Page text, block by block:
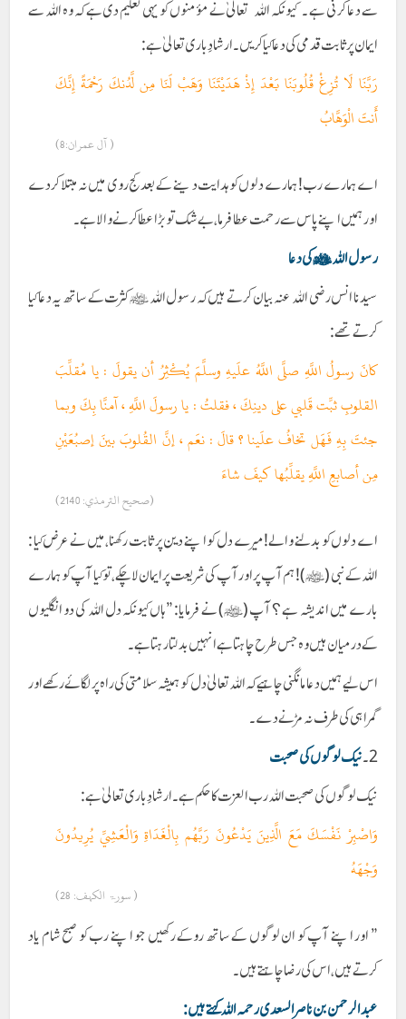
سے دعا کرنی ہے ۔ کیونکہ اللہ تعالیٰ نے مؤمنوں کو یہی تعلیم دی ہے کہ وہ اللہ سے
ایمان پر ثابت قدمی کی دعا کیا کریں۔ ارشادِ باری تعالیٰ ہے :
رَبَّنَا لَا تُزِغْ قُلُوبَنَا بَعْدَ إِذْ هَدَيْتَنَا وَهَبْ لَنَا مِن لَّدُنكَ رَحْمَةً إِنَّكَ
أَنتَ الْوَهَّابُ
( آل عمران:8)
اے ہمارے رب ! ہمارے دلوں کو ہدایت دینے کے بعد کج روی میں نہ مبتلا کر دے
اور ہمیں اپنے پاس سے رحمت عطا فرما، بے شک تو بڑا عطا کرنے والا ہے۔
رسول اللہ ﷺ کی دعا
سیدنا انس رضی اللہ عنہ بیان کرتے ہیں کہ رسول اللہ ﷺ کثرت کے ساتھ یہ دعا کیا
کرتے تھے:
كانَ رسولُ اللَّهِ صلَّى اللَّهُ علَيهِ وسلَّمَ يُكْثِرُ أن يقولَ : يا مُقلِّبَ
القلوبِ ثبِّت قَلبي على دينِكَ ، فقلتُ : يا رسولَ اللَّهِ ، آمنَّا بِكَ وبما
جئتَ بِهِ فَهَل تخافُ علَينا ؟ قالَ : نعَم ، إنَّ القُلوبَ بينَ إصبُعَيْنِ
مِن أصابعِ اللَّهِ يقلِّبُها كيفَ شاءَ
(صحيح الترمذي: 2140)
اے دلوں کو بدلنے والے! میرے دل کو اپنے دین پر ثابت رکھنا، میں نے عرض کیا :
اللہ کے نبی (ﷺ) ! ہم آپ پر اور آپ کی شریعت پر ایمان لا چکے، تو کیا آپ کو ہمارے
بارے میں اندیشہ ہے؟ آپ (ﷺ) نے فرمایا: ”ہاں کیونکہ دل اللہ کی دو انگلیوں
کے درمیان ہیں وہ جس طرح چاہتا ہے انہیں بدلتا رہتا ہے۔
اس لیے ہمیں دعا مانگنی چاہیے کہ اللہ تعالیٰ دل کو ہمیشہ سلامتی کی راہ پر لگائے رکھے اور
گمراہی کی طرف نہ مڑنے دے۔
2۔ نیک لوگوں کی صحبت
نیک لوگوں کی صحبت اللہ رب العزت کا حکم ہے ۔ ارشادِ باری تعالیٰ ہے:
وَاصْبِرْ نَفْسَكَ مَعَ الَّذِينَ يَدْعُونَ رَبَّهُم بِالْغَدَاةِ وَالْعَشِيِّ يُرِيدُونَ
وَجْهَهُ
( سورۃ الکہف: 28)
” اور اپنے آپ کو ان لوگوں کے ساتھ روکے رکھیں جو اپنے رب کو صبح شام یاد
کرتے ہیں، اس کی رضا چاہتے ہیں۔
عبد الرحمن بن ناصر السعدی رحمہ اللہ کہتے ہیں :